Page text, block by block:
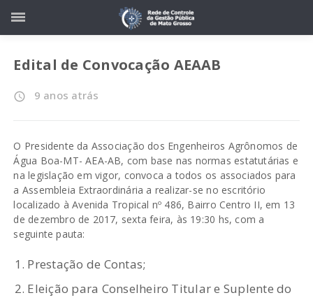
Edital de Convocação AEAAB
access_time 9 anos atrás
O Presidente da Associação dos Engenheiros Agrônomos de
Água Boa-MT- AEA-AB, com base nas normas estatutárias e
na legislação em vigor, convoca a todos os associados para
a Assembleia Extraordinária a realizar-se no escritório
localizado à Avenida Tropical nº 486, Bairro Centro II, em 13
de dezembro de 2017, sexta feira, às 19:30 hs, com a
seguinte pauta:
Prestação de Contas;
Eleição para Conselheiro Titular e Suplente do